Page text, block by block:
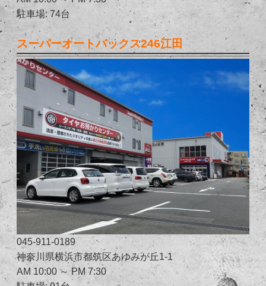
駐車場: 74台
スーパーオートバックス246江田
045-911-0189
神奈川県横浜市都筑区あゆみが丘1-1
AM 10:00 ～ PM 7:30